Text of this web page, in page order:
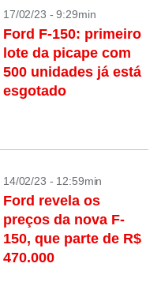
17/02/23 - 9:29min
Ford F-150: primeiro
lote da picape com
500 unidades já está
esgotado
14/02/23 - 12:59min
Ford revela os
preços da nova F-
150, que parte de R$
470.000